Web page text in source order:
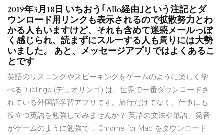
2019年3月18日 いちおう｢Allo経由｣という注記とダ
ウンロード用リンクも表示されるので拡散努力とわ
かる人もいますけど、それも含めて迷惑メールっぽ
く感じられ、読まずにスルーする人も周りには大勢
いました。 あと、メッセージアプリではよくあるこ
とです
英語のリスニングやスピーキングをゲームのように楽しく学
べるDuolingo (デュオリンゴ) は、世界で一番ダウンロードさ
れている外国語学習アプリです。旅行だけでなく、仕事にも
役立つ英語を勉強してみませんか？ 英語の文法や単語、発音
がゲームのように勉強で … Chrome for Mac をダウンロード